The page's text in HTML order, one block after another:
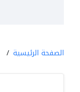
الصفحة الرئيسية